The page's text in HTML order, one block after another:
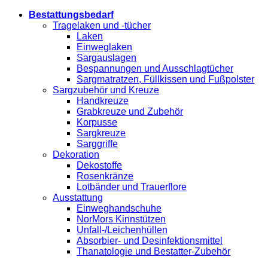
Bestattungsbedarf
Tragelaken und -tücher
Laken
Einweglaken
Sargauslagen
Bespannungen und Ausschlagtücher
Sargmatratzen, Füllkissen und Fußpolster
Sargzubehör und Kreuze
Handkreuze
Grabkreuze und Zubehör
Korpusse
Sargkreuze
Sarggriffe
Dekoration
Dekostoffe
Rosenkränze
Lotbänder und Trauerflore
Ausstattung
Einweghandschuhe
NorMors Kinnstützen
Unfall-/Leichenhüllen
Absorbier- und Desinfektionsmittel
Thanatologie und Bestatter-Zubehör